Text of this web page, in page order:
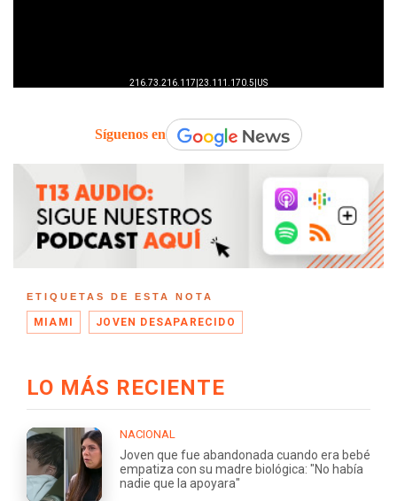
Síguenos en
ETIQUETAS DE ESTA NOTA
MIAMI JOVEN DESAPARECIDO
LO MÁS RECIENTE
NACIONAL
Joven que fue abandonada cuando era bebé
empatiza con su madre biológica: "No había
nadie que la apoyara"